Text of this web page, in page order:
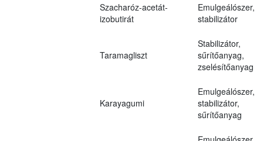
Szacharóz-acetát-
izobutirát
Emulgeálószer,
stabilizátor
Taramagliszt
Stabilizátor,
sűrítőanyag,
zselésítőanyag
Karayagumi
Emulgeálószer,
stabilizátor,
sűrítőanyag